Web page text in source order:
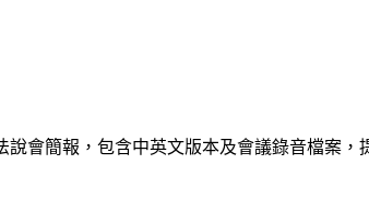
說會簡報，包含中英文版本及會議錄音檔案，